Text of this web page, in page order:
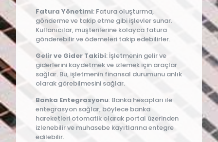
Fatura Yönetimi: Fatura oluşturma,
gönderme ve takip etme gibi işlevler sunar.
Kullanıcılar, müşterilerine kolayca fatura
gönderebilir ve ödemeleri takip edebilirler.
Gelir ve Gider Takibi: İşletmenin gelir ve
giderlerini kaydetmek ve izlemek için araçlar
sağlar. Bu, işletmenin finansal durumunu anlık
olarak görebilmesini sağlar.
Banka Entegrasyonu: Banka hesapları ile
entegrasyon sağlar, böylece banka
hareketleri otomatik olarak portal üzerinden
izlenebilir ve muhasebe kayıtlarına entegre
edilebilir.